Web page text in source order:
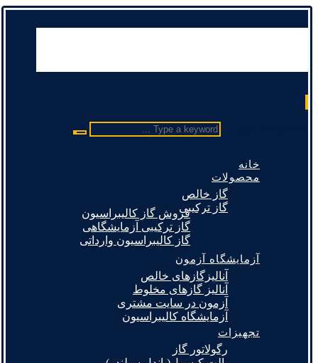
خانه
محصولات
گاز خالص
گاز ترکیبیفروش گاز کالیبراسیون
گاز ترکیبی آزمایشگاهی
گاز کالیبراسیون وارداتی
آزمایشگاه آزمون
آنالیزگازهای خالص
آنالیز گازهای مخلوط
آزمون در سایت مشتری
آزمایشگاه کالیبراسیون
تجهیزات
رگولاتور گاز